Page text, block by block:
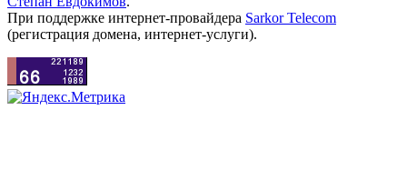
При поддержке интернет-провайдера Sarkor Telecom
(регистрация домена, интернет-услуги).